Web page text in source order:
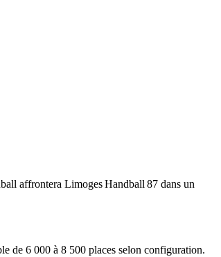
affrontera Limoges Handball 87 dans un
de 6 000 à 8 500 places selon configuration.